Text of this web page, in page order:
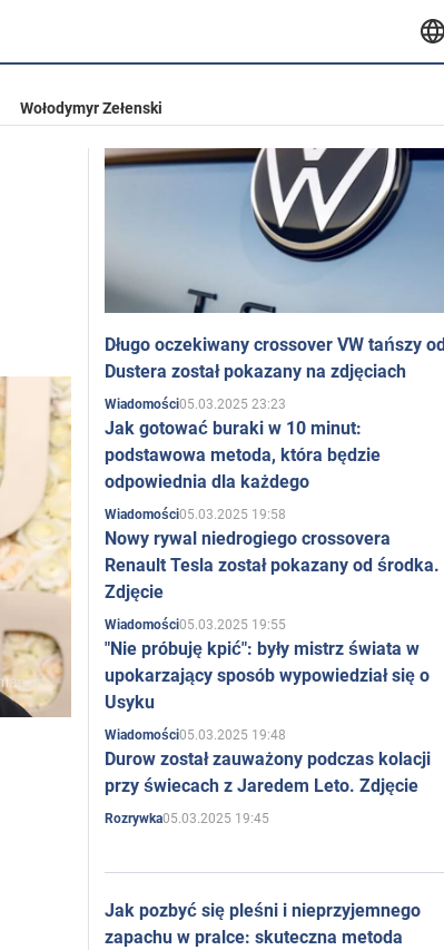
Wołodymyr Zełenski
Długo oczekiwany crossover VW tańszy od
Dustera został pokazany na zdjęciach
Wiadomości05.03.2025 23:23
Jak gotować buraki w 10 minut:
podstawowa metoda, która będzie
odpowiednia dla każdego
Wiadomości05.03.2025 19:58
Nowy rywal niedrogiego crossovera
Renault Tesla został pokazany od środka.
Zdjęcie
Wiadomości05.03.2025 19:55
"Nie próbuję kpić": były mistrz świata w
upokarzający sposób wypowiedział się o
Usyku
Wiadomości05.03.2025 19:48
Durow został zauważony podczas kolacji
przy świecach z Jaredem Leto. Zdjęcie
Rozrywka05.03.2025 19:45
Jak pozbyć się pleśni i nieprzyjemnego
zapachu w pralce: skuteczna metoda